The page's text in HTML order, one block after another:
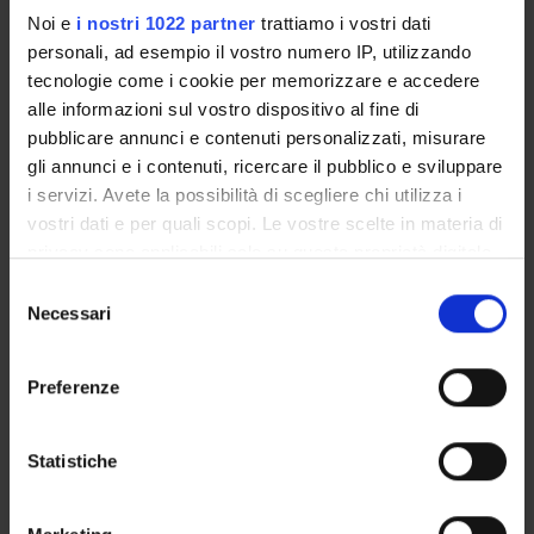
Noi e i nostri 1022 partner trattiamo i vostri dati
personali, ad esempio il vostro numero IP, utilizzando
tecnologie come i cookie per memorizzare e accedere
alle informazioni sul vostro dispositivo al fine di
pubblicare annunci e contenuti personalizzati, misurare
gli annunci e i contenuti, ricercare il pubblico e sviluppare
i servizi. Avete la possibilità di scegliere chi utilizza i
vostri dati e per quali scopi. Le vostre scelte in materia di
modificare o revocare il proprio consenso in qualsiasi
momento dalla Dichiarazione sui cookie o facendo clic
raccogliere informazioni sulla tua posizione
geografica, con un'approssimazione di qualche
delNecessari
Preferenze
Statistiche
Componente
Enrico Gregorio
Componente
Componente
Componente
Matteo Mantovani
Gianpaolo Mariutti
Alessandro Mella